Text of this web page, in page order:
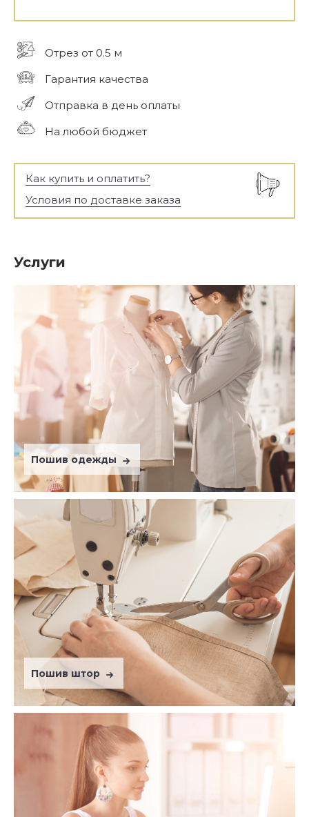
Отрез от 0.5 м
Гарантия качества
Отправка в день оплаты
На любой бюджет
Как купить и оплатить?
Условия по доставке заказа
Услуги
Пошив одежды
Пошив штор